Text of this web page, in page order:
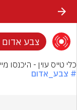
צבע אדום
כלי טייס עוין - היכנסו
# צבע_אדום